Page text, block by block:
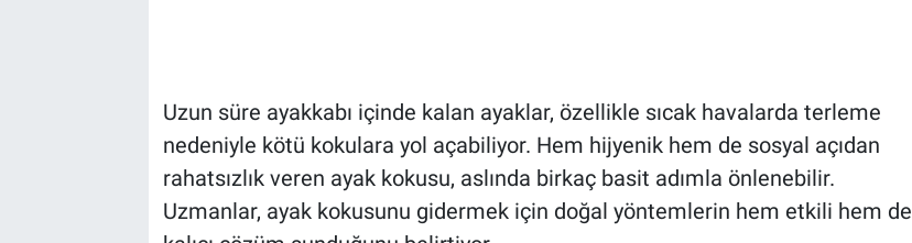
Uzun süre ayakkabı içinde kalan ayaklar, özellikle sıcak havalarda terleme
nedeniyle kötü kokulara yol açabiliyor. Hem hijyenik hem de sosyal açıdan
rahatsızlık veren ayak kokusu, aslında birkaç basit adımla önlenebilir.
Uzmanlar, ayak kokusunu gidermek için doğal yöntemlerin hem etkili hem de